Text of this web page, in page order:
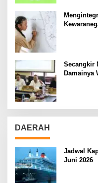
Secangkir
Damainya
DAERAH
Jadwal
Juni 2026